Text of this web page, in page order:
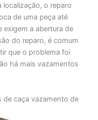
o reparo
de uma peça até
exigem a abertura de
do reparo, é comum
que o problema foi
há mais vazamentos
de caça vazamento de